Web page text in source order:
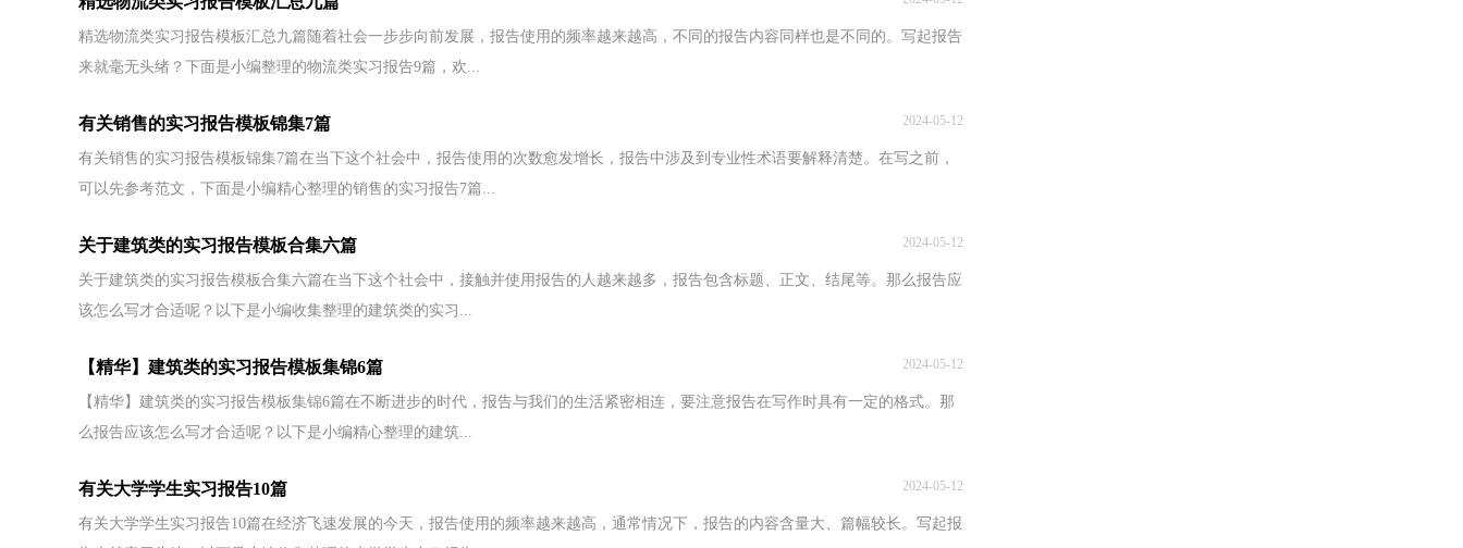
精选物流类实习报告模板汇总九篇随着社会一步步向前发展，报告使用的频率越来越高，不同的报告内容同样也是不同的。写起报告
来就毫无头绪？下面是小编整理的物流类实习报告9篇，欢...
有关销售的实习报告模板锦集7篇 2024-05-12
有关销售的实习报告模板锦集7篇在当下这个社会中，报告使用的次数愈发增长，报告中涉及到专业性术语要解释清楚。在写之前，
可以先参考范文，下面是小编精心整理的销售的实习报告7篇...
关于建筑类的实习报告模板合集六篇 2024-05-12
关于建筑类的实习报告模板合集六篇在当下这个社会中，接触并使用报告的人越来越多，报告包含标题、正文、结尾等。那么报告应
该怎么写才合适呢？以下是小编收集整理的建筑类的实习...
【精华】建筑类的实习报告模板集锦6篇 2024-05-12
【精华】建筑类的实习报告模板集锦6篇在不断进步的时代，报告与我们的生活紧密相连，要注意报告在写作时具有一定的格式。那
么报告应该怎么写才合适呢？以下是小编精心整理的建筑...
有关大学学生实习报告10篇 2024-05-12
有关大学学生实习报告10篇在经济飞速发展的今天，报告使用的频率越来越高，通常情况下，报告的内容含量大、篇幅较长。写起报